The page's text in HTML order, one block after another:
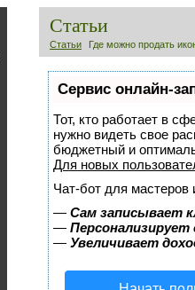
Статьи
Статьи Где можно продать
Сервис онлайн-
Тот, кто работает в
нужно видеть свое
бюджетный и
Для новых
Чат-бот для мастеров
— Сам записывает
—
— Увеличивает